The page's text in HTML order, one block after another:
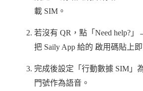
載 SIM。
若沒有 QR，點「Need help?」
把 Saily App 給的 啟用碼貼上即
完成後設定「行動數據 SIM」
門號作為語音。